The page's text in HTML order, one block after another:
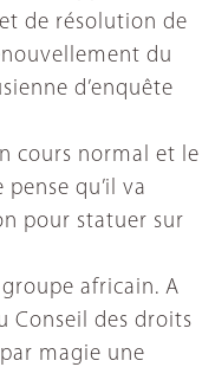
de résolution de
du
d’enquête
cours normal et le
qu’il va
pour statuer sur
africain. A
Conseil des droits
magie une